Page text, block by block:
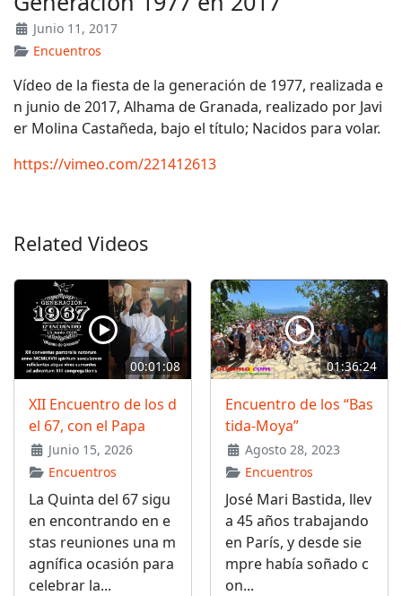
Junio 11, 2017
Encuentros
Vídeo de la fiesta de la generación de 1977, realizada e
n junio de 2017, Alhama de Granada, realizado por Javi
er Molina Castañeda, bajo el título; Nacidos para volar.
https://vimeo.com/221412613
Related Videos
00:01:08
XII Encuentro de los d
el 67, con el Papa
Junio 15, 2026
Encuentros
La Quinta del 67 sigu
en encontrando en e
stas reuniones una m
agnífica ocasión para
celebrar la...
01:36:24
Encuentro de los “Bas
tida-Moya”
Agosto 28, 2023
Encuentros
José Mari Bastida, llev
a 45 años trabajando
en París, y desde sie
mpre había soñado c
on...